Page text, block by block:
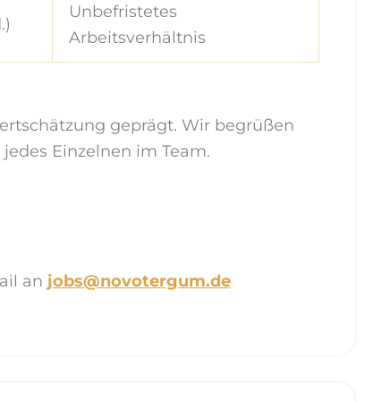
Unbefristetes
Arbeitsverhältnis
geprägt. Wir begrüßen
Einzelnen im Team.
an jobs@novotergum.de